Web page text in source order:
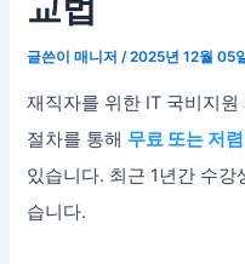
글쓴이매니저 /2025년 12월 05
재직자를 위한 IT 국비지
절차를 통해 무료 또는 저
있습니다. 최근 1년간 수
습니다.